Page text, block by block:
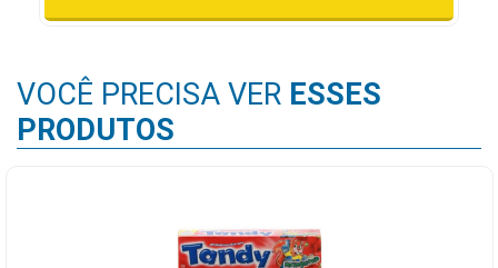
VOCÊ PRECISA VER ESSES
PRODUTOS